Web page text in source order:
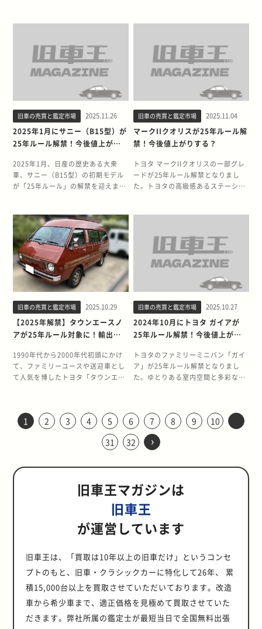
適用外 右ハンドル → そのまま輸入
うメリットが発生します。 このた
め、製造から25年経過した日本のス
ポーツカーは、解禁月をピークにア
メリカで人気が急騰し、中古価格が
大きく上昇する傾向があります。 25
年ルール解禁でランサーエボリュー
ションⅢは値上がりする？ 結論：エ
ボⅢの中古価格は今後上昇する可能
性が非常に高いです。 その理由は以
下のとおりです。 （1）アメリカで
ゲーム・映画・WRCの影響でCE9A
はJDM市場で需要が高く、アメリカ
では“入手困難なモデル”として長ら
内の残存台数が減り続けているため
1990年代のターボ4WDは過酷な使
用環境にさらされ、状態の良い個体
が減少しています。修復歴なし・ノ
ーマル・低走行などの車輌は争奪戦
が確実です。 25年ルールが解禁され
るランサーエボリューションⅢの魅
力 ランサーエボリューションⅢは、
歴代エボの中でも「WRC黄金期の仕
上げ」ともいわれ、現在でも評価が
高い特別な1台です。 4G63ターボの
圧倒的な性能 エボⅢは名機4G63型
制上限280psに迫る実力を持ってい
ました。過給圧の制御特性が改良さ
れ、中回転域のトルクが強化されて
を大幅強化したエクステリア エボ
Ⅰ→Ⅱ→Ⅲと進化する中で、Ⅲでは
ンが完成しました。 ラリー直系の
4WDシステム フルタイム4WD＋機
械式LSDにより、悪路でも驚異的な
グリップ力を発揮。 特にRSは軽
量・ハード志向で、サーキットやダ
ートラユーザーに今も高く評価され
ています。 希少性の高さ 販売時期
め、状態の良いCE9Aは年々価値が
上昇しています。 まとめ 1995年2月
ンⅢは、2020年2月に25年ルール解
禁を迎えました。 アメリカでの輸入
規制がなくなることで需要が急増
年ルールとは、製造から25年以上経
輸入できる特例制度です。 アメリカ
では右ハンドル車や日本独自仕様車
の輸入に厳しい規制がありますが、
製造から25年経過した車輌は「クラ
シックカー扱い」となり規制が解除
されます。 排ガス規制 → 免除 衝
突安全基準 → 適用外 右ハンドル →
そのまま輸入可能 関税も緩和されや
すい この制度のため、25年を迎え
る日本のスポーツカーはアメリカ市
古相場が急騰することが珍しくあり
ません。 25年ルール解禁で80スー
プラ（JZA80）は値上がりする？ 値
す。 理由1：アメリカでの圧倒的な
ルド・スピード』の登場をきっかけ
にアメリカで象徴的存在となり、今
でも“JDMの王様”として高い需要が
あります。 理由2：2JZ-GTEターボ
エンジンの希少性 世界的に高評価の
名機「2JZ-GTE」はチューニング耐
性が高く、海外ファンからの需要が
年々増加しています。 理由3：国内
の流通台数減少 日本国内では個体数
が減り続けており、解禁後にアメリ
さらに上がる可能性があります。 相
場は個体の状態・修復歴・走行距
離・純正度などで大きく変動しま
はすでに国際相場で高騰が始まって
います。 25年ルールが解禁される
80スープラ（JZA80）の魅力 80ス
ープラの最大の特徴は、世界中のフ
ン性能です。 中でも2JZ-GTE（ツ
いう大排気量を活かし、純正状態で
も余裕のある加速力を誇ります。 さ
らに、チューニング耐性が非常に高
く、適切なセッティングを施すこと
で1,000psを超える出力にも耐えら
に“最強クラスの直6”として評価さ
れています。 一方で、2JZ-GE（自
ルと扱いやすいパワーバンドが魅力
です。 ターボとは異なる軽快な走り
が楽しめるため、NAならではのドラ
が、セフィーロの25年ルール解禁の
て解説します。 上級セダンとしての
高い品質を持つセフィーロは、海外
で独自の人気を持つ可能性があり、
て役立てていただければ幸いです。
【この記事でわかること】 ・25年ル
ールの詳細・25年ルール解禁でセフ
ィーロは値上がりするのか・25年ル
ールが解禁されるセフィーロ（A33
型）の魅力 2025年1月にセフィーロ
が25年ルール解禁！ 2025年1月に
は、日産 セフィーロ（3代目・A33
型）の25年ルールが解禁されます。
ン」としての地位を確立してきたモ
デルです。 今回解禁を迎える3代目
A33型は、1998年12月から2003年2
月まで販売されていました。 この3
代目モデルは、先代から続く上質な
乗り心地と静粛性を追求しつつ、V
型6気筒エンジンを搭載すること
で、スムーズで力強い走行性能を実
現しました。 特に、2000年1月製造
の「エクシモ Lセレクション」など
の初期モデルが、2025年1月をもっ
て製造から25年を迎えます。 アメリ
の評価があり、25年ルールの解禁
は、手ごろで高品質なセダンを求め
る海外の市場にとって注目すべき瞬
カ合衆国の法律で定められた特例制
度であり、製造から25年が経過した
クルマは、通常適用される自動車安
全基準や排ガス規制が大幅に緩和さ
アメリカでは、原則として自国の基
準を満たさない右ハンドル車や一部
の日本車などの輸入が禁止されてい
ます。 このルールが適用されること
で、登場当時はアメリカ市場での正
規販売がなかったセフィーロのよう
な日本国内専売モデルも、製造から
カへ輸入できるようになります。 こ
の制度の根底には、古いクルマを単
なる中古車ではなく、「クラシック
カー」または「歴史的価値のある車
輌」として扱い、文化財として保護
しようという国の考え方がありま
オールアルミモノコックボディ」
回転型VTECエンジン」など、当時
として革新的な技術を多数採用した
国産スーパーカーです。2000年式
期型（NA2）へと進化が進んだ成熟
期のモデルで、走行性能の高さ、レ
ア度、コンディションの良さが揃い
やすい個体が多いことで知られてい
ます。 これまでアメリカでは輸入規
制の影響でNSX後期型は制限されて
いましたが、25年ルールの解禁によ
ってアメリカ市場への正式輸入が可
能になります。海外需要が高騰しや
す。 そもそも25年ルールとは？ 25
入規制における例外措置で、「製造
から25年以上経過した車輌はクラシ
ックカー扱いとなり、右ハンドル車
でも輸入可能になる」という制度で
す。 通常、アメリカでは右ハンドル
車は原則輸入禁止ですが、25年以上
経てば例外的に輸入が許可されるほ
か、排ガス規制や安全基準の厳しい
検査も適用されません。日本車人気
の高いアメリカでは、25年ルールを
車価格が高騰する事例が多く見られ
ます。 特にNSXのような国産スポー
ツカーは、映画「ワイルド・スピー
た」アメリカのファンが多い点も特
徴です。そのため、解禁のタイミン
グで日本にある台数の争奪戦が起こ
りやすいのです。 25年ルール解禁で
りする？ 結論として、値上がりする
可能性はきわめて高いといえます。
理由は以下の通りです。 ① アメリ
カを中心とした海外需要の急増 NSX
は北米で人気が高く、特にC32Bを
搭載するNA2は「日本市場でしか流
通しなかった高性能モデル」として
国内の中古車在庫がすでに減少傾向
国内でもNSXは人気が高く、近年の
相場高騰で良質車が海外へ流出し中
古在庫は年々減少しています。25年
ルール解禁が重なることで、さらに
国内の在庫が減り、市場価格が上昇
古車価格にどのような影響が出るの
か、関心が高まっています。 日産エ
キスパートは、年式や使用状況によ
って評価が大きく変わるものの、状
態の良い個体は「希少性」や「実用
がつくケースもあります。売却を検
討する際は、商用車や旧車の査定に
慣れた専門業者へ相談し、正確な価
値を把握したうえで判断すると安心
です。 今回は、25年以上にわたり旧
車・クラシックカーを15,000台以上
買い取ってきた旧車王が、エキスパ
に、高い耐久性を持つ日本製の商用
バンは、海外で独自の需要があるた
め、今後の動向を予測する参考情報
として役立てていただければ幸いで
す。 【この記事でわかること】・25
年ルールの詳細・25年ルール解禁で
エキスパートは値上がりするのか・
25年ルールが解禁されるエキスパー
トの魅力 2025年1月にエキスパート
が25年ルール解禁！ 2025年1月に
は、日産 エキスパートの25年ルール
が解禁されます。エキスパートは、
1999年から2006年にかけて販売さ
れていた、日産のビジネス向けステ
ーションワゴン/バンです。当時のア
場した初期モデルのガソリン車
（GK-VW11/VNW11型など）が、
2025年1月をもって製造から25年を
迎えることになります。また、同年
製造のモデルも解禁を迎えます。商
用車としての耐久性の高さは海外で
も評価が高く、25年ルールの解禁
は、実用的な日本車を求めるアメリ
カの市場にとって注目すべき瞬間と
なるでしょう。 そもそも25年ルール
衆国において、製造から25年を経過
したクルマに対して、自動車安全基
準や排ガス規制が大幅に緩和され、
輸入が許可される特別な制度です。
たさない右ハンドル車や一部の日本
車などの輸入が厳しく制限されてい
禁に伴い、アメリカ市場での需要が
高まることで、中古車価格にどのよ
うな影響が出るのか、関心が高まっ
ています。 日産キューブは、個性的
なデザインと使い勝手の良さから中
態次第では予想以上の価格がつくケ
ースもあります。売却を検討する際
は、キューブの相場や特徴を理解し
た専門店で査定を受け、価値を把握
してから手放すか判断することをお
すすめします。 今回は、25年以上に
わたり旧車・クラシックカーを
景と、初代モデルの魅力について解
日本のコンパクトカーは、海外で独
自の人気を持つ可能性があり、今後
の動向を予測する参考情報として役
の記事でわかること】 ・25年ルール
の詳細・25年ルール解禁でキューブ
は値上がりするのか・25年ルールが
解禁されるキューブ（Z10型）の魅
力 キューブが25年ルール解禁！ 日
産 キューブ（初代Z10型）の初期モ
デルが25年ルールの解禁を迎えま
す。キューブは、1998年2月から
2002年10月まで販売されていた、
インと、広い室内空間が大きな特徴
でした。 今回解禁を迎えたのは、
1999年4月製造の「プレミアム」
（GF-Z10型）などの初期モデル
年が経過するため、25年ルールの特
例適用となります。また、同年中に
順次、1999年11月や12月製造のモ
デルも解禁されました。その可愛ら
しく個性的なスタイルと実用性は、
アメリカの日本車ファン、特にユニ
注目される可能性を秘めています。
そもそも25年ルールとは？ 25年ル
ールとは、アメリカ合衆国の法律に
よって規定された特例制度であり、
に対して、通常適用される自動車安
全基準や排ガス規制の適用が大幅に
旧車の売買と鑑定市場 2025.11.26
2025年1月にサニー（B15型）が
25年ルール解禁！今後値上がり
2025年1月、日産の歴史ある大衆
車、サニー（B15型）の初期モデル
が「25年ルール」の解禁を迎えまし
頼性と経済性で知られるモデルで
す。25年ルール解禁に伴い、アメリ
カ市場での需要が高まることで、中
古車価格にどのような影響が出るの
か、関心が高まっています。 日産サ
ニーは、年式が古くても状態の良い
個体は評価されやすく、想定以上の
す。売却前には、サニーの特性や相
場を理解した専門業者で査定を受
け、価値を確認してから判断すると
り旧車・クラシックカーを15,000台
以上買い取ってきた旧車王が、サニ
ーの25年ルール解禁の背景と、B15
気を持つ可能性があり、今後の動向
を予測する参考情報として役立てて
いただければ幸いです。 【この記事
でわかること】・25年ルールの詳
がりするのか・25年ルールが解禁さ
れるサニー（B15型）の魅力 2025年
1月にサニーが25年ルール解禁！
2025年1月に日産 サニー（9代目・
の解禁を迎えました。サニーは、
して親しまれてきた歴史を持つモデ
は、1998年10月から2004年10月ま
で販売されていた9代目にあたりま
す。 この9代目モデルは、それまで
のサニーの伝統を引き継ぎ、高い経
済性と走行安定性を追求したセダン
旧車の売買と鑑定市場 2025.11.04
マークIIクオリスが25年ルール解
禁！今後値上がりする？
トヨタ マークIIクオリスの一部グレ
ードが25年ルール解禁となりまし
た。トヨタの高級感あるステーショ
を持ち、コンディションや装備次第
では「希少性」や「資産価値」が高
まっている個体もあります。売却を
検討する際は、相場に精通した旧車
専門店へ査定を依頼し、正当な価値
ょう。 本記事では、25年以上にわた
って旧車・クラシックカーを15,000
台以上買い取りしてきた旧車王が、
クIIクオリスのグレードや魅力、今
後の相場動向について詳しく解説し
ます。 【この記事でわかること】
リスが25年ルール解禁！ 2024年8
月、マークIIクオリス（1999年8月
登録モデル）がアメリカの25年ルー
ル解禁を迎えました。マークIIクオ
を代表する1台です。 中でも2.5L・
3.0L V6エンジンを搭載したモデル
や、「ツアラーエディション」など
人気も高く、今回の解禁で注目が集
とは？ 25年ルールとは、アメリカで
す。製造から25年を経過した車輌
は、安全基準や排ガス規制の例外と
して扱われ、クラシックカーとして
輸入が許可されます。 そのため、
1999年8月登録のマークIIクオリス
旧車の売買と鑑定市場 2025.10.29
【2025年解禁】タウンエースノ
アが25年ルール対象に！輸出と
1990年代から2000年代初頭にかけ
て、ファミリーユースや送迎車とし
て人気を博したトヨタ「タウンエー
2025年で25年ルールを満たし、ア
メリカへの輸出が可能になります。
北米では日本製ミニバンの人気が高
く、特に信頼性の高いトヨタ製バン
JDMファンの注目を集めています。
特に4WDディーゼル車や上位グレー
ドは現地でも価値が見直されつつあ
り、買取市場でも価格上昇が期待さ
れる車種となっています。 タウンエ
ースノアは年式や状態によっては中
古車市場で評価されやすく、「コレ
れるケースもあります。手放す前
に、旧車を正しく評価できる専門業
者へ相談し、適正な査定を受けるこ
とをおすすめします。 本記事では、
25年以上にわたって旧車・クラシッ
きた旧車王が、2025年に25年ルー
旧車の売買と鑑定市場 2025.10.27
2024年10月にトヨタ ガイアが
25年ルール解禁！今後値上がり
トヨタのファミリーミニバン「ガイ
ア」が25年ルール解禁となりまし
た。ゆとりある室内空間と多彩なグ
価格が高騰する可能性があります。
ガイアは年式によっては市場で評価
されやすく、「コレクション性」や
「資産性」が見込まれるケースもあ
理解している専門業者へ相談し、適
ます。 今回は、25年以上にわたって
上買い取りしてきた旧車王が、ガイ
アの25年ルール解禁の背景と、モデ
ルの魅力について詳しく解説しま
てください。 【この記事でわかるこ
と】 ・25年ルールの詳細・25年ル
ール解禁でトヨタ ガイアは値上がり
するのか・トヨタ ガイアの魅力 ト
ヨタ ガイアが25年ルール解禁！ ト
ルの対象となりました。ガイアは
1 2 3 4 5 6 7 8 9
10
31
32 ›
旧車王マガジンは
旧車王
が運営しています
旧車王は、「買取は10年以上の旧車だけ」というコンセ
プトのもと、旧車・クラシックカーに特化して26年、 累
積15,000台以上を買取させていただいております。改造
車から希少車まで、適正価格を見極めて買取させていた
だきます。弊社所属の鑑定士が最短当日で全国無料出張